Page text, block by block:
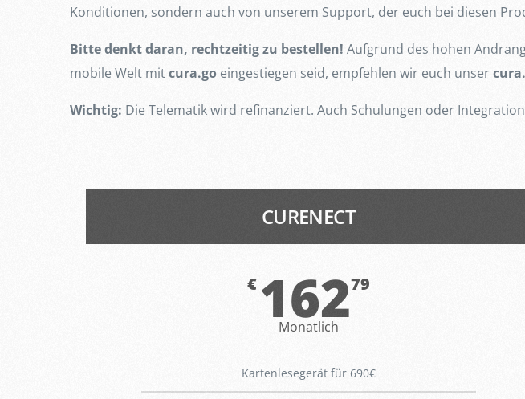
Konditionen, sondern auch von unserem Support, der euch bei diesen
Bitte denkt daran, rechtzeitig zu bestellen! Aufgrund des hohen
mobile Welt mitcura.go eingestiegen seid, empfehlen wir euch unser
Wichtig: Die Telematik wird refinanziert. Auch Schulungen oder
CURENECT
€ 16279
Monatlich
Kartenlesegerät für 690€